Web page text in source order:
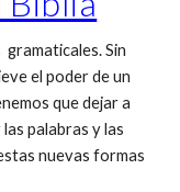
Sin
el poder de un
que dejar a
palabras y las
nuevas formas